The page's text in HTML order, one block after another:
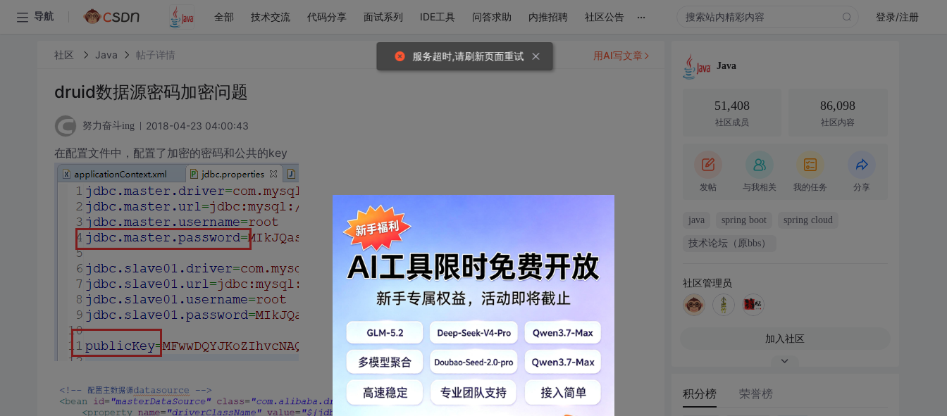
导航 全部 技术交流 代码分享 面试系列 IDE工具 问答求助 内推招聘 社区公告 ... 登录/注册
社区 Java 帖子详情
druid数据源密码加密问题
努力奋斗ing 2018-04-23 04:00:43
在配置文件中，配置了加密的密码和公共的key
用AI写文章
Java
51,408
社区成员
86,098
社区内容
发帖 与我相关 我的任务 分享
java spring boot spring cloud
技术论坛（原bbs）
社区管理员
加入社区
积分榜 荣誉榜